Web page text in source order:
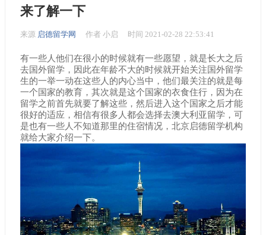
来了解一下
来源 启德留学网 作者 小启 时间 2021-02-28 22:53:41
有一些人他们在很小的时候就有一些愿望，就是长大之后
去国外留学，因此在年龄不大的时候就开始关注国外留学
生的一举一动在这些人的内心当中，他们最关注的就是每
一个国家的教育，其次就是这个国家的衣食住行，因为在
留学之前首先就要了解这些，然后进入这个国家之后才能
很好的适应，相信有很多人都会选择去澳大利亚留学，可
是也有一些人不知道那里的住宿情况，北京启德留学机构
就给大家介绍一下。